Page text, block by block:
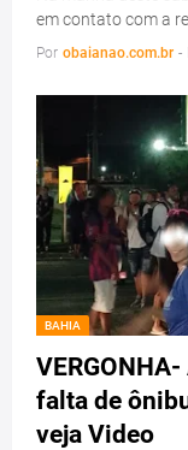
em contato com a
Por obaianao.com.br -
BAHIA
falta de
veja Video